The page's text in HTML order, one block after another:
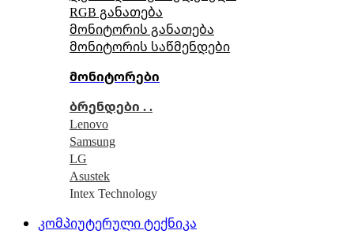
RGB განათება
მონიტორის განათება
მონიტორის საწმენდები
მონიტორები
ბრენდები . .
Lenovo
Samsung
LG
Asustek
Intex Technology
კომპიუტერული ტექნიკა